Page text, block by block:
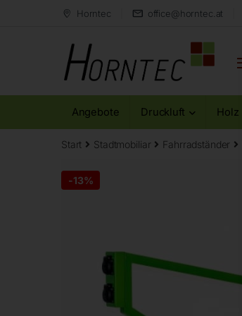
Horntec office@horntec.at
Angebote Druckluft Holz
Start Stadtmobiliar Fahrradständer
-13%